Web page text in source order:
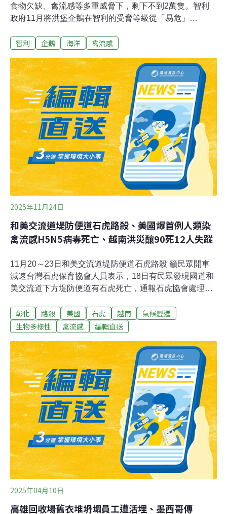
食物欠缺、禽流感等多重威脅下，剩下不到2萬隻。智利
政府11月將洪堡企鵝在智利的受脅等級從「易危」
機。 數量銳減陷N重危機洪堡企鵝得名自德國自然科學家
重約5公斤，是少數分布在溫帶地區的企鵝，生活在智
利、秘魯的岩石海灘，是當地的明星物種。全球約80%洪
堡企鵝生活在智利太平洋沿岸地區。智利康塞普西翁大學
（Universidad de Concepcion）學者估計，牠們在1990
年代後期約有4萬5000隻，如今剩不到一半，低於2萬隻。
國際自然保育聯盟（IUCN）將物種受脅等級由低到高為：
無危（LC）、近危（NT）、易危、瀕危、極危（CR）、
野外絕滅（EW）、絕滅（EX）。智利環境部重新檢視境
內洪堡企鵝的生
智利 企鵝 海洋 禽流感
2025年11月24日
和美交流道堤防便道石虎路殺、美國爆首例人類染
禽流感H5N5病毒死亡、越南洪災釀90死12人失蹤
11月20～23日和美交流道堤防便道石虎路殺 籲民眾開車
減速台灣石虎保育協會人員表示，18日有民眾發現國道和
美交流道下方堤防便道有石虎死亡，通報石虎協會處理；
有橋梁工程進行中，呼籲民眾開車慢行，保護石虎。（中
央社報導）彰化成營建廢棄物非法棄置熱區 地方盼中央訂
方與事業廢棄物的重災區，縣府環保局統計顯示，2021至
2024年間裁處案件量分別為73件、55件、52件與57件；
今年截至8月底也已受理46件、裁處21件，由於多數案件
涉及跨縣市流動，地方認為僅靠自治條例難以有效遏阻，
向中央建議訂定專法，建立全國一致的跨域管理機制。
（聯合新聞網報導）
彰化 路殺 美國 石虎 越南
氣候變遷
生物多樣性
禽流感 編輯直送
2025年04月10日
高雄回收場舊衣堆坍塌員工遭活埋、墨西哥傳